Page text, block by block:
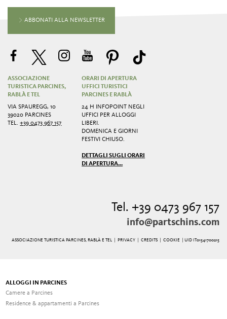
ABBONATI ALLA NEWSLETTER
ASSOCIAZIONE
TURISTICA PARCINES,
RABLÀ E TEL
VIA SPAUREGG, 10
39020 PARCINES
TEL.+39 0473 967 157
ORARI DI APERTURA
UFFICI TURISTICI
PARCINES E RABLÀ
24 H INFOPOINT NEGLI
UFFICI PER ALLOGGI
LIBERI.
DOMENICA E GIORNI
FESTIVI CHIUSO.
DETTAGLI SUGLI ORARI
DI APERTURA...
Tel. +39 0473 967 157
info@partschins.com
ASSOCIAZIONE TURISTICA PARCINES, RABLÀ E TEL | PRIVACY| CREDITS| COOKIE | UID IT01541700215
ALLOGGI IN PARCINES
Camere a Parcines
Residence & appartamenti a Parcines